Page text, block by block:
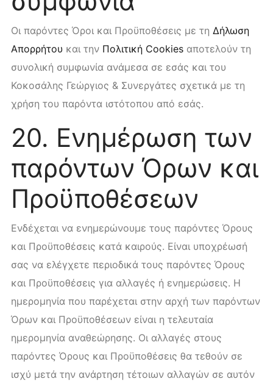
Οι παρόντες Όροι και Προϋποθέσεις με τη Δήλωση
Απορρήτου και την Πολιτική Cookies αποτελούν τη
συνολική συμφωνία ανάμεσα σε εσάς και του
Κοκοσάλης Γεώργιος & Συνεργάτες σχετικά με τη
χρήση του παρόντα ιστότοπου από εσάς.
20. Ενημέρωση των
παρόντων Όρων και
Προϋποθέσεων
Ενδέχεται να ενημερώνουμε τους παρόντες Όρους
και Προϋποθέσεις κατά καιρούς. Είναι υποχρέωσή
σας να ελέγχετε περιοδικά τους παρόντες Όρους
και Προϋποθέσεις για αλλαγές ή ενημερώσεις. Η
ημερομηνία που παρέχεται στην αρχή των παρόντων
Όρων και Προϋποθέσεων είναι η τελευταία
ημερομηνία αναθεώρησης. Οι αλλαγές στους
παρόντες Όρους και Προϋποθέσεις θα τεθούν σε
ισχύ μετά την ανάρτηση τέτοιων αλλαγών σε αυτόν